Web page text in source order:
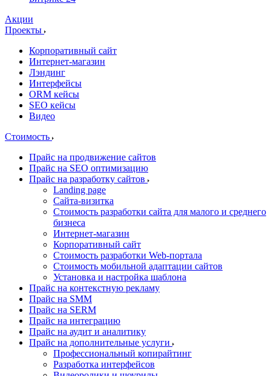
Акции
Проекты
Корпоративный сайт
Интернет-магазин
Лэндинг
Интерфейсы
ORM кейсы
SEO кейсы
Видео
Стоимость
Прайс на продвижение сайтов
Прайс на SEO оптимизацию
Прайс на разработку сайтов
Landing page
Cайта-визитка
Стоимость разработки сайта для малого и среднего
бизнеса
Интернет-магазин
Корпоративный сайт
Стоимость разработки Web-портала
Стоимость мобильной адаптации сайтов
Установка и настройка шаблона
Прайс на контекстную рекламу
Прайс на SMM
Прайс на SERM
Прайс на интеграцию
Прайс на аудит и аналитику
Прайс на дополнительные услуги
Профессиональный копирайтинг
Разработка интерфейсов